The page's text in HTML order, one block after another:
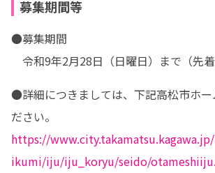
募集期間等
●募集期間
令和9年2月28日（日曜日）まで（先着
●詳細につきましては、下記高松市ホー
https://
ikumi/iju/iju_koryu/seido/